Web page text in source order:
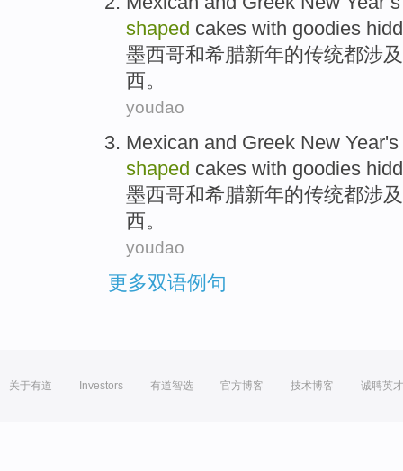
shaped cakes with goodies
墨西哥和希腊新年的传统都涉及
西。
youdao
Mexican and Greek New Year's
shaped cakes with goodies
墨西哥和希腊新年的传统都涉及
西。
youdao
更多双语例句
关于有道 Investors 有道智选 官方博客 技术博客 诚聘英才